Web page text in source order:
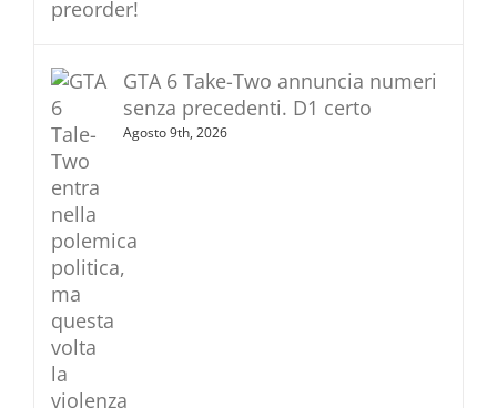
GTA 6 Take-Two annuncia numeri
senza precedenti. D1 certo
Agosto 9th, 2026